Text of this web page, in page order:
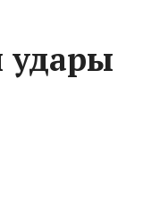
удары